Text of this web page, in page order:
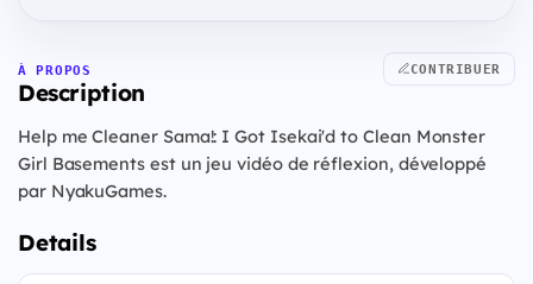
À PROPOS
Description
CONTRIBUER
Help me Cleaner Sama!: I Got Isekai'd to Clean Monster
Girl Basements est un jeu vidéo de réflexion, développé
par NyakuGames.
Details